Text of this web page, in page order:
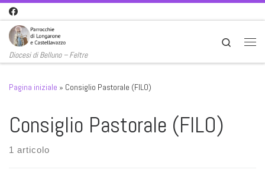
Passa al contenuto
Diocesi di Belluno – Feltre
Search
Pagina iniziale » Consiglio Pastorale (FILO)
Consiglio Pastorale (FILO)
1 articolo